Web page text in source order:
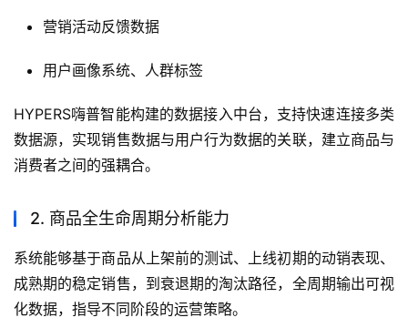
营销活动反馈数据
用户画像系统、人群标签
HYPERS嗨普智能构建的数据接入中台，支持快速连接多类
数据源，实现销售数据与用户行为数据的关联，建立商品与
消费者之间的强耦合。
2. 商品全生命周期分析能力
系统能够基于商品从上架前的测试、上线初期的动销表现、
成熟期的稳定销售，到衰退期的淘汰路径，全周期输出可视
化数据，指导不同阶段的运营策略。